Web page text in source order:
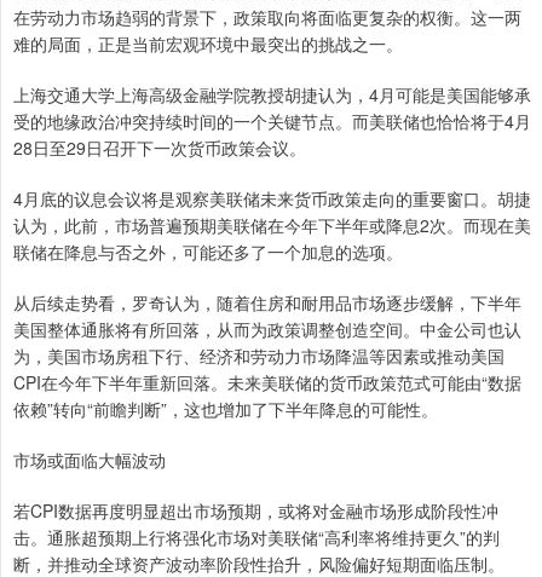
在劳动力市场趋弱的背景下，政策取向将面临更复杂的权衡。这一两
难的局面，正是当前宏观环境中最突出的挑战之一。
上海交通大学上海高级金融学院教授胡捷认为，4月可能是美国能够承
受的地缘政治冲突持续时间的一个关键节点。而美联储也恰恰将于4月
28日至29日召开下一次货币政策会议。
4月底的议息会议将是观察美联储未来货币政策走向的重要窗口。胡捷
认为，此前，市场普遍预期美联储在今年下半年或降息2次。而现在美
联储在降息与否之外，可能还多了一个加息的选项。
从后续走势看，罗奇认为，随着住房和耐用品市场逐步缓解，下半年
美国整体通胀将有所回落，从而为政策调整创造空间。中金公司也认
为，美国市场房租下行、经济和劳动力市场降温等因素或推动美国
CPI在今年下半年重新回落。未来美联储的货币政策范式可能由“数据
依赖”转向“前瞻判断”，这也增加了下半年降息的可能性。
市场或面临大幅波动
若CPI数据再度明显超出市场预期，或将对金融市场形成阶段性冲
击。通胀超预期上行将强化市场对美联储“高利率将维持更久”的判
断，并推动全球资产波动率阶段性抬升，风险偏好短期面临压制。